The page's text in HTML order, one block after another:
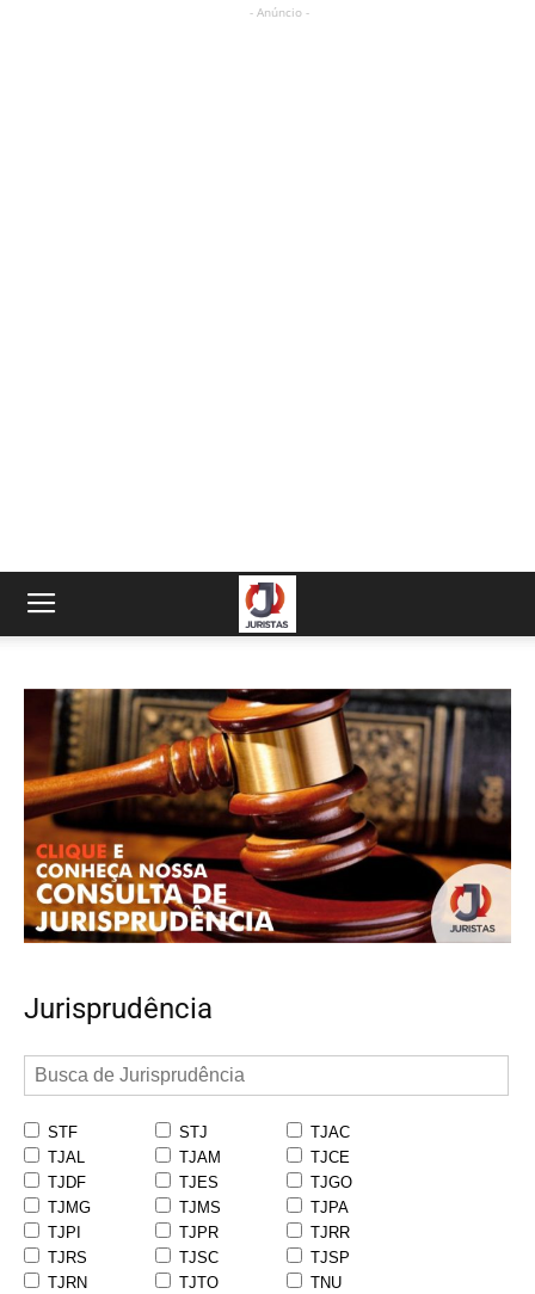
- Anúncio -
Jurisprudência
STF STJ
TJAC
TJAL
TJAM
TJCE
TJDF
TJES
TJGO
TJMG
TJMS
TJPA
TJPI
TJPR
TJRR
TJRS
TJSC
TJSP
TJRN
TJTO
TNU